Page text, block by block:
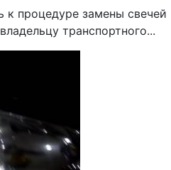
к процедуре замены свечей
транспортного...